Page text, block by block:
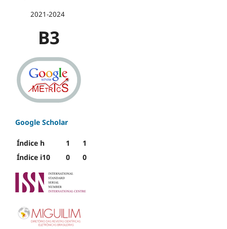
2021-2024
B3
Google Scholar
Índice h 1
1
Índice i10
0 0